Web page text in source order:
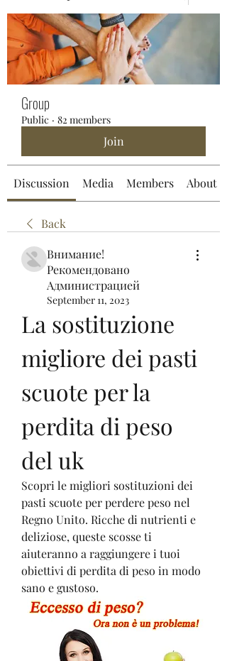
Group
Public · 82 members
Join
Discussion Media Members About
Back
Внимание!
Рекомендовано
Администрацией
September 11, 2023
La sostituzione
migliore dei pasti
scuote per la
perdita di peso
del uk
Scopri le migliori sostituzioni dei
pasti scuote per perdere peso nel
Regno Unito. Ricche di nutrienti e
deliziose, queste scosse ti
aiuteranno a raggiungere i tuoi
obiettivi di perdita di peso in modo
sano e gustoso.